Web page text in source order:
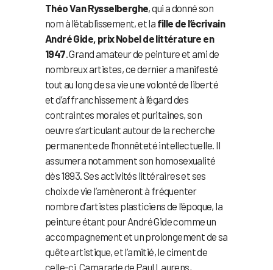
Théo Van Rysselberghe, qui a donné son
nom à l’établissement, et la fille de l’écrivain
André Gide, prix Nobel de littérature en
1947. Grand amateur de peinture et ami de
nombreux artistes, ce dernier a manifesté
tout au long de sa vie une volonté de liberté
et d’affranchissement à l’égard des
contraintes morales et puritaines, son
oeuvre s’articulant autour de la recherche
permanente de l’honnêteté intellectuelle. Il
assumera notamment son homosexualité
dès 1893. Ses activités littéraires et ses
choix de vie l’amèneront à fréquenter
nombre d’artistes plasticiens de l’époque, la
peinture étant pour André Gide comme un
accompagnement et un prolongement de sa
quête artistique, et l’amitié, le ciment de
celle-ci. Camarade de Paul Laurens,